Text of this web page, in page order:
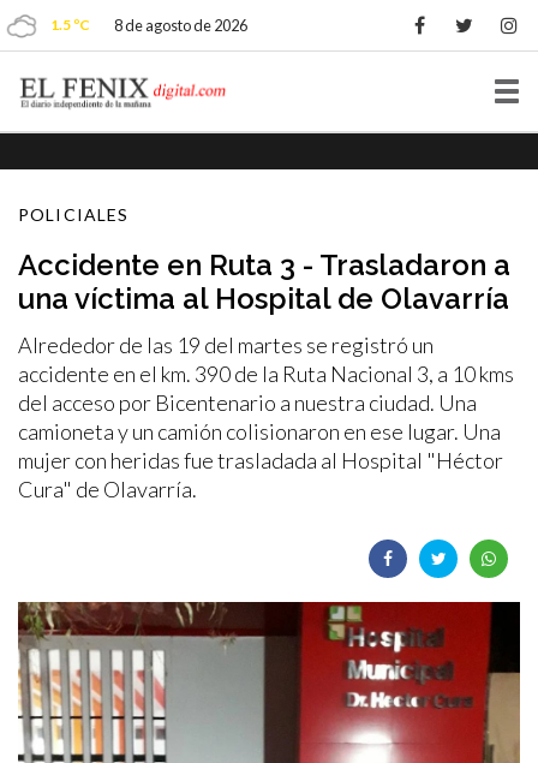
1.5 ºC 8 de agosto de 2026
POLICIALES
Accidente en Ruta 3 - Trasladaron a
una víctima al Hospital de Olavarría
Alrededor de las 19 del martes se registró un
accidente en el km. 390 de la Ruta Nacional 3, a 10 kms
del acceso por Bicentenario a nuestra ciudad. Una
camioneta y un camión colisionaron en ese lugar. Una
mujer con heridas fue trasladada al Hospital "Héctor
Cura" de Olavarría.